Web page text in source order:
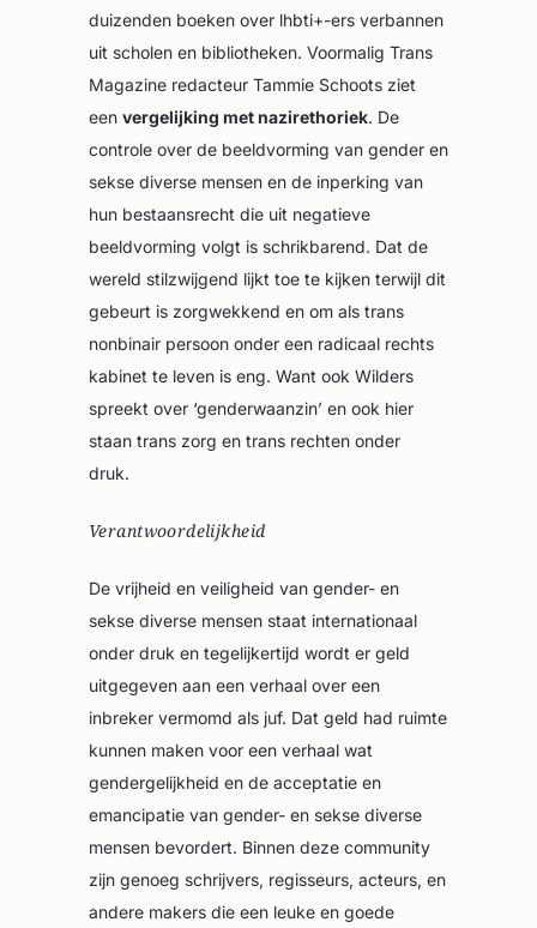
duizenden boeken over lhbti+-ers verbannen
uit scholen en bibliotheken. Voormalig Trans
Magazine redacteur Tammie Schoots ziet
een vergelijking met nazirethoriek. De
controle over de beeldvorming van gender en
sekse diverse mensen en de inperking van
hun bestaansrecht die uit negatieve
beeldvorming volgt is schrikbarend. Dat de
wereld stilzwijgend lijkt toe te kijken terwijl dit
gebeurt is zorgwekkend en om als trans
nonbinair persoon onder een radicaal rechts
kabinet te leven is eng. Want ook Wilders
spreekt over ‘genderwaanzin’ en ook hier
staan trans zorg en trans rechten onder
druk.
Verantwoordelijkheid
De vrijheid en veiligheid van gender- en
sekse diverse mensen staat internationaal
onder druk en tegelijkertijd wordt er geld
uitgegeven aan een verhaal over een
inbreker vermomd als juf. Dat geld had ruimte
kunnen maken voor een verhaal wat
gendergelijkheid en de acceptatie en
emancipatie van gender- en sekse diverse
mensen bevordert. Binnen deze community
zijn genoeg schrijvers, regisseurs, acteurs, en
andere makers die een leuke en goede